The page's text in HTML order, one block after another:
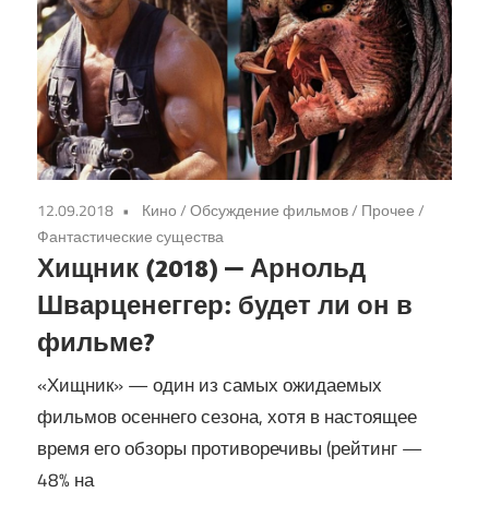
12.09.2018 Кино/Обсуждение фильмов/ Прочее/
Фантастические существа
Хищник (2018) — Арнольд
Шварценеггер: будет ли он в
фильме?
«Хищник» — один из самых ожидаемых
фильмов осеннего сезона, хотя в настоящее
время его обзоры противоречивы (рейтинг —
48% на